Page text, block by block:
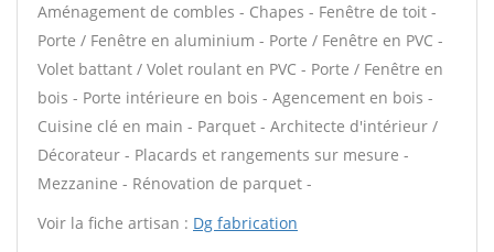
Aménagement de combles - Chapes - Fenêtre de toit -
Porte / Fenêtre en aluminium - Porte / Fenêtre en PVC -
Volet battant / Volet roulant en PVC - Porte / Fenêtre en
bois - Porte intérieure en bois - Agencement en bois -
Cuisine clé en main - Parquet - Architecte d'intérieur /
Décorateur - Placards et rangements sur mesure -
Mezzanine - Rénovation de parquet -
Voir la fiche artisan : Dg fabrication